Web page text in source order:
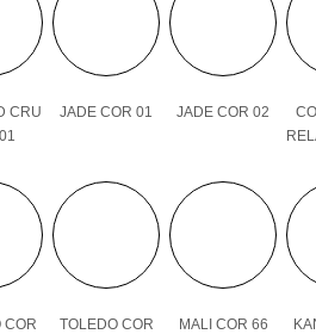
CRU
JADE COR 01 JADE COR 02
COR
TOLEDO COR
MALI COR 66